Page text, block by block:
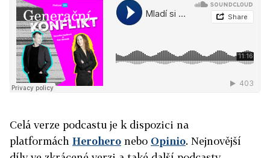
Celá verze podcastu je k dispozici na
platformách Herohero nebo Opinio. Nejnovější